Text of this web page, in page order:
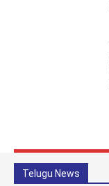
Telugu News